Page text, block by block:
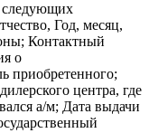
следующих
Год, месяц,
Контактный
о
приобретенного;
центра, где
а/м; Дата выдачи